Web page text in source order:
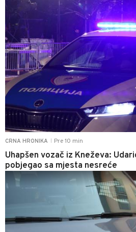
CRNA HRONIKA Pre 10 min
Uhapšen vozač iz Kneževa:
pobjegao sa mjesta nesreće